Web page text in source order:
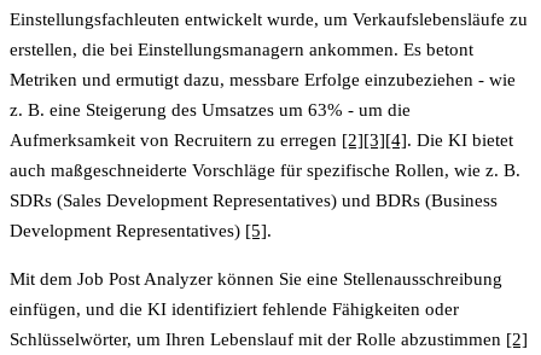
Einstellungsfachleuten entwickelt wurde, um Verkaufslebensläufe zu
erstellen, die bei Einstellungsmanagern ankommen. Es betont
Metriken und ermutigt dazu, messbare Erfolge einzubeziehen - wie
z. B. eine Steigerung des Umsatzes um 63% - um die
Aufmerksamkeit von Recruitern zu erregen [2][3][4]. Die KI bietet
auch maßgeschneiderte Vorschläge für spezifische Rollen, wie z. B.
SDRs (Sales Development Representatives) und BDRs (Business
Development Representatives) [5].
Mit dem Job Post Analyzer können Sie eine Stellenausschreibung
einfügen, und die KI identifiziert fehlende Fähigkeiten oder
Schlüsselwörter, um Ihren Lebenslauf mit der Rolle abzustimmen [2]